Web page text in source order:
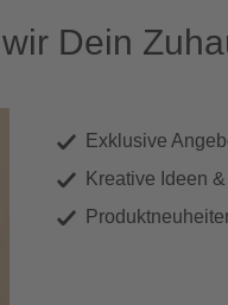
Dein
Exklusive
Kreative Ideen